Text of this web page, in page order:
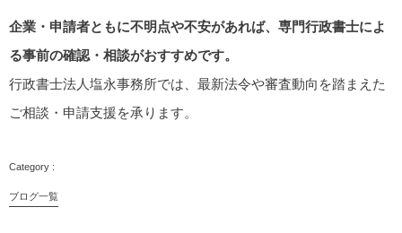
企業・申請者ともに不明点や不安があれば、専門行政書士によ
る事前の確認・相談がおすすめです。
行政書士法人塩永事務所では、最新法令や審査動向を踏まえた
ご相談・申請支援を承ります。
ブログ一覧